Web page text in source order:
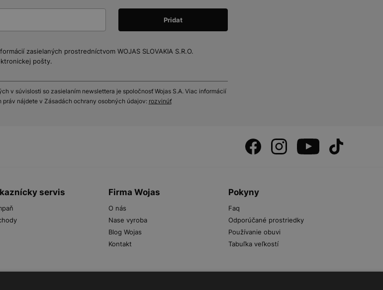
zasielaných prostredníctvom WOJAS SLOVAKIA S.R.O.
pošty.
v súvislosti so zasielaním newslettera je spoločnosť Wojas S.A. Viac informácií
nájdete v Zásadách ochrany osobných údajov: rozvinúť
servis Firma Wojas
O nás
Nase vyroba
Blog Wojas
Kontakt
Pokyny
Faq
Odporúčané prostriedky
Používanie obuvi
Tabuľka veľkostí